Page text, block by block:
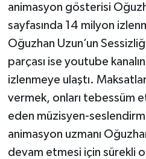
animasyon gösterisi
sayfasında 14 milyon
Oğuzhan Uzun’un
parçası ise youtube
izlenmeye ulaştı.
vermek, onları tebessüm
eden müzisyen-
animasyon uzmanı
devam etmesi için sürekli